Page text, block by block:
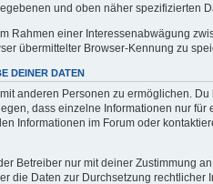
und oben näher spezifizierten
Rahmen einer Interessenabwägung
übermittelter Browser-Kennung zu
DEINER DATEN
anderen Personen zu ermöglichen.
dass einzelne Informationen nur
Informationen im Forum oder
Betreiber nur mit deiner Zustimmung
die Daten zur Durchsetzung rechtlicher